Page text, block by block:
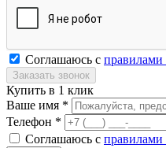
Соглашаюсь с правилами
Купить в 1 клик
Ваше имя *
Телефон *
Соглашаюсь с правилами